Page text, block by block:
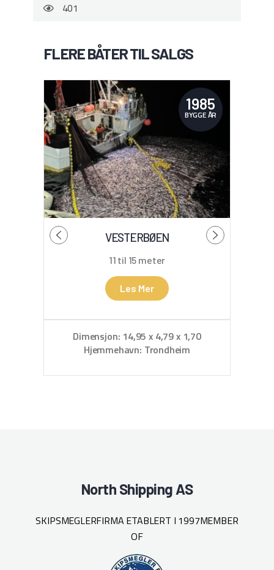
401
FLERE BÅTER TIL SALGS
1985
BYGGE ÅR
VESTERBØEN
11 til 15 meter
Les Mer
Dimensjon: 14,95 x 4,79 x 1,70
Hjemmehavn: Trondheim
North Shipping AS
SKIPSMEGLERFIRMA ETABLERT I 1997MEMBER
OF